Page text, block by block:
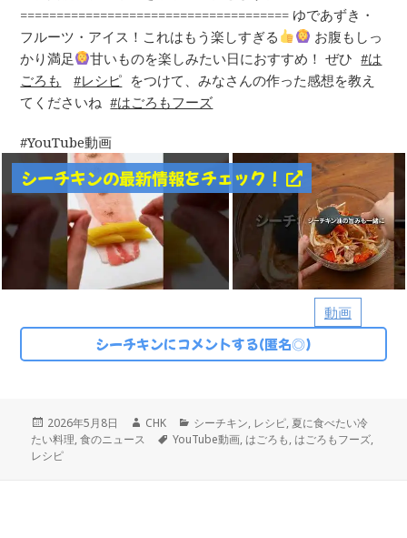
===================================== ゆであずき・
フルーツ・アイス！これはもう楽しすぎる
お腹もしっ
かり満足
甘いものを楽しみたい日におすすめ！ ぜひ
は
ごろも
レシピ をつけて、みなさんの作った感想を教え
てくださいね
はごろもフーズ
動画
YouTube動画
シーチキンの最新情報をチェック！
シーチキンにコメントする(匿名◎)
投
稿
日:
2026年5月8日
作
CHK
カ
テ
シーチキン, レシピ, 夏に食べたい冷
たい料理,食のニュース
タ
YouTube動画, はごろも, はごろもフーズ,
レシピ